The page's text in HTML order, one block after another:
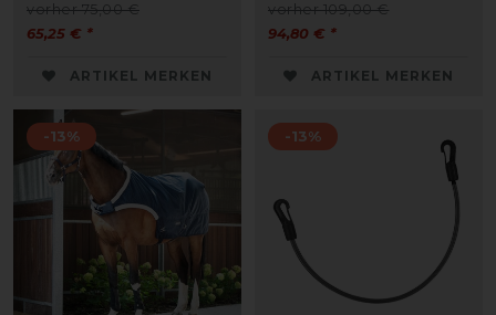
vorher 75,00 €
65,25 € *
ARTIKEL MERKEN
vorher 109,00 €
94,80 € *
ARTIKEL MERKEN
-13% -13%